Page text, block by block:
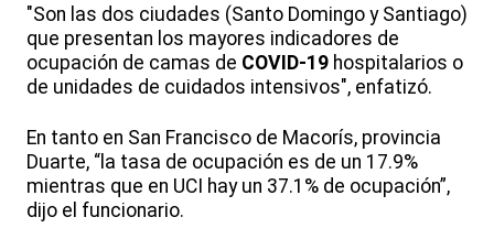
"Son las dos ciudades (Santo Domingo y Santiago)
que presentan los mayores indicadores de
ocupación de camas de COVID-19 hospitalarios o
de unidades de cuidados intensivos", enfatizó.
En tanto en San Francisco de Macorís, provincia
Duarte, “la tasa de ocupación es de un 17.9%
mientras que en UCI hay un 37.1% de ocupación”,
dijo el funcionario.